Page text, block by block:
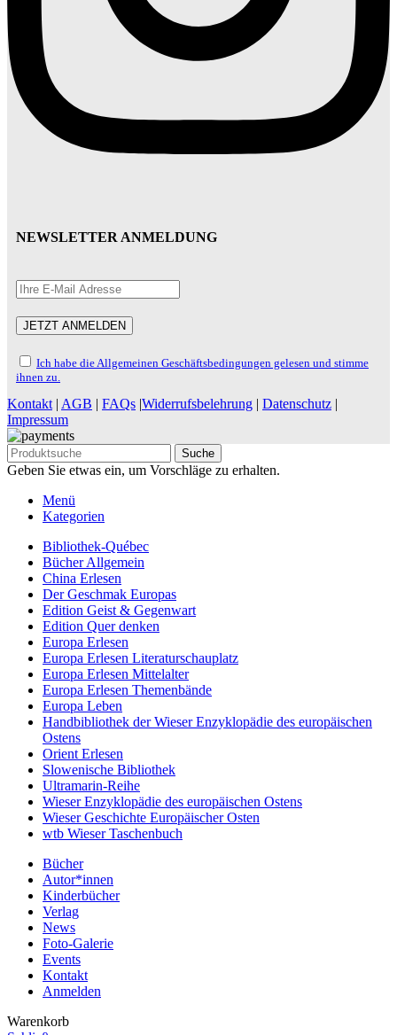
NEWSLETTER ANMELDUNG
Ich habe die Allgemeinen Geschäftsbedingungen gelesen und stimme
ihnen zu.
Kontakt | AGB | FAQs |Widerrufsbelehrung | Datenschutz |
Impressum
Suche
Geben Sie etwas ein, um Vorschläge zu erhalten.
Menü
Kategorien
Bibliothek-Québec
Bücher Allgemein
China Erlesen
Der Geschmak Europas
Edition Geist & Gegenwart
Edition Quer denken
Europa Erlesen
Europa Erlesen Literaturschauplatz
Europa Erlesen Mittelalter
Europa Erlesen Themenbände
Europa Leben
Handbibliothek der Wieser Enzyklopädie des europäischen
Ostens
Orient Erlesen
Slowenische Bibliothek
Ultramarin-Reihe
Wieser Enzyklopädie des europäischen Ostens
Wieser Geschichte Europäischer Osten
wtb Wieser Taschenbuch
Bücher
Autor*innen
Kinderbücher
Verlag
News
Foto-Galerie
Events
Kontakt
Anmelden
Warenkorb